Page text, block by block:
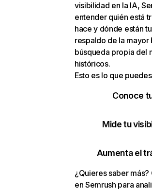
visibilidad en la IA,
entender quién está
hace y dónde están
respaldo de la mayor
búsqueda propia del
históricos.
Esto es lo que
Conoce
Mide tu
Aumenta el
¿Quieres saber
en Semrush para